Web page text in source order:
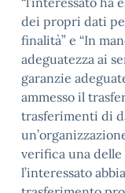
dei propri dati
finalità” e “In
adeguatezza ai
garanzie
ammesso il
trasferimenti di
verifica una
l’interessato